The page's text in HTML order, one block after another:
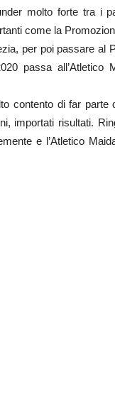
molto forte tra i
come la
per poi passare al
passa
contento di far
importati risultati.
e l’Atletico